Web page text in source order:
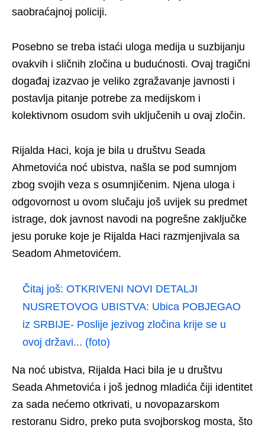
saobraćajnoj policiji.
Posebno se treba istaći uloga medija u suzbijanju
ovakvih i sličnih zločina u budućnosti. Ovaj tragični
događaj izazvao je veliko zgražavanje javnosti i
postavlja pitanje potrebe za medijskom i
kolektivnom osudom svih uključenih u ovaj zločin.
Rijalda Haci, koja je bila u društvu Seada
Ahmetovića noć ubistva, našla se pod sumnjom
zbog svojih veza s osumnjičenim. Njena uloga i
odgovornost u ovom slučaju još uvijek su predmet
istrage, dok javnost navodi na pogrešne zaključke
jesu poruke koje je Rijalda Haci razmjenjivala sa
Seadom Ahmetovićem.
Čitaj još: OTKRIVENI NOVI DETALJI
NUSRETOVOG UBISTVA: Ubica POBJEGAO
iz SRBIJE- Poslije jezivog zločina krije se u
ovoj državi... (foto)
Na noć ubistva, Rijalda Haci bila je u društvu
Seada Ahmetovića i još jednog mladića čiji identitet
za sada nećemo otkrivati, u novopazarskom
restoranu Sidro, preko puta svojborskog mosta, što